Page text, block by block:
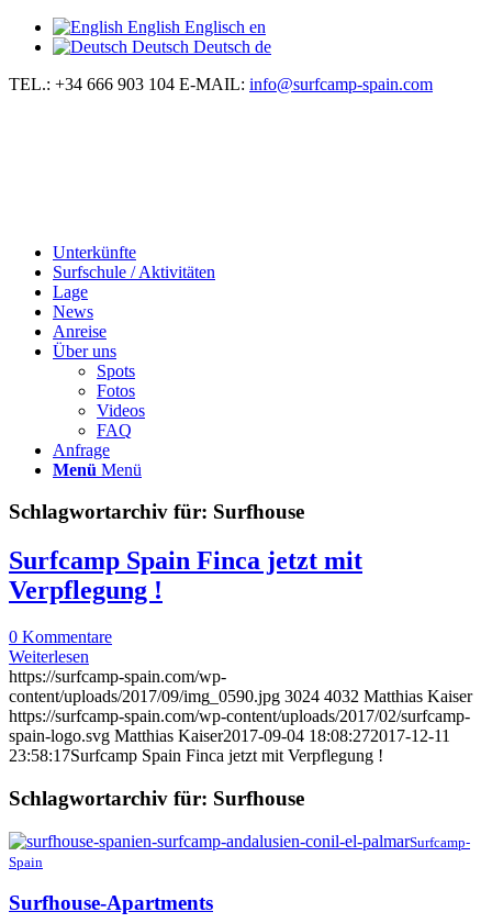
English Englisch en
Deutsch Deutsch de
TEL.: +34 666 903 104 E-MAIL: info@surfcamp-spain.com
Unterkünfte
Surfschule / Aktivitäten
Lage
News
Anreise
Über uns
Spots
Fotos
Videos
FAQ
Anfrage
Menü Menü
Schlagwortarchiv für: Surfhouse
Surfcamp Spain Finca jetzt mit
Verpflegung !
0 Kommentare
Weiterlesen
https://surfcamp-spain.com/wp-
content/uploads/2017/09/img_0590.jpg 3024 4032 Matthias Kaiser
https://surfcamp-spain.com/wp-content/uploads/2017/02/surfcamp-
spain-logo.svg Matthias Kaiser2017-09-04 18:08:272017-12-11
23:58:17Surfcamp Spain Finca jetzt mit Verpflegung !
Schlagwortarchiv für: Surfhouse
Surfcamp-
Spain
Surfhouse-Apartments